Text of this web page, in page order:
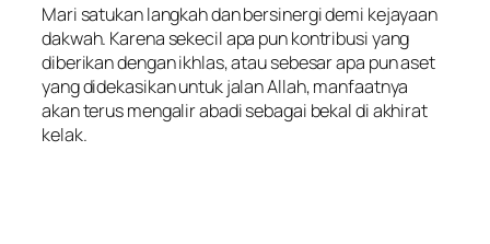
Mari satukan langkah dan bersinergi demi kejayaan
dakwah. Karena sekecil apa pun kontribusi yang
diberikan dengan ikhlas, atau sebesar apa pun aset
yang didekasikan untuk jalan Allah, manfaatnya
akan terus mengalir abadi sebagai bekal di akhirat
kelak.